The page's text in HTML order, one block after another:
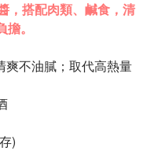
， 搭配肉類、鹹食， 清
。
不油膩； 取代高熱量
)